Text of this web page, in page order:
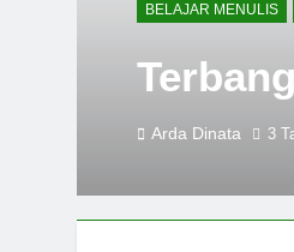
BELAJAR MENULIS
Arda Dinata 3